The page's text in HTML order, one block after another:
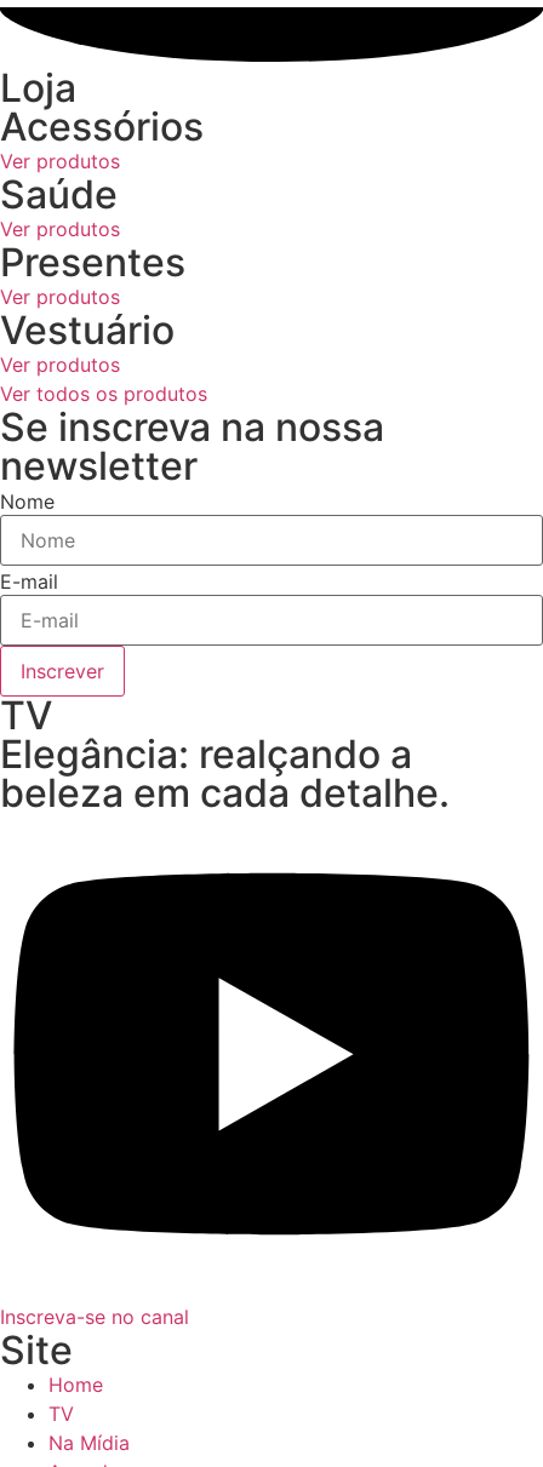
Loja
Acessórios
Ver produtos
Saúde
Ver produtos
Presentes
Ver produtos
Vestuário
Ver produtos
Ver todos os produtos
Se inscreva na nossa
newsletter
Nome
E-mail
Inscrever
TV
Elegância: realçando a
beleza em cada detalhe.
Inscreva-se no canal
Site
Home
TV
Na Mídia